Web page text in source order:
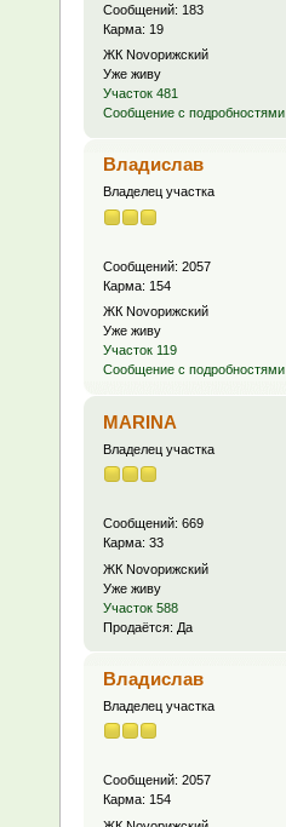
Сообщений: 183
Карма: 19
ЖК Novoрижский
Уже живу
Участок 481
Сообщение с подробностями
Владислав
Владелец участка
Сообщений: 2057
Карма: 154
ЖК Novoрижский
Уже живу
Участок 119
Сообщение с подробностями
MARINA
Владелец участка
Сообщений: 669
Карма: 33
ЖК Novoрижский
Уже живу
Участок 588
Продаётся: Да
Владислав
Владелец участка
Сообщений: 2057
Карма: 154